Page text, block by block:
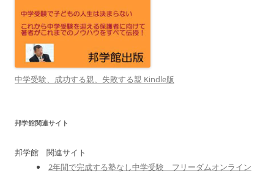
中学受験、成功する親、失敗する親 Kindle版
邦学館関連サイト
邦学館 関連サイト
2年間で完成する塾なし中学受験 フリーダムオンライン